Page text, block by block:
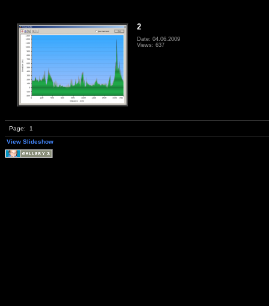
2
Date: 04.06.2009
Views: 637
Page:
1
View Slideshow